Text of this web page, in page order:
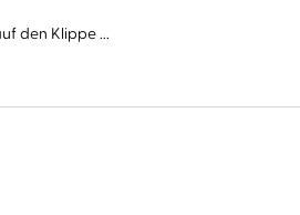
den Klippe ...